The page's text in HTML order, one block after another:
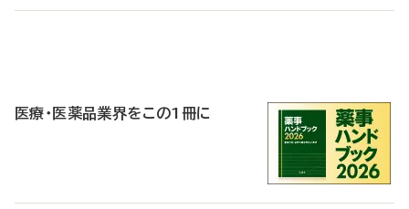
医療・医薬品業界をこの1冊に